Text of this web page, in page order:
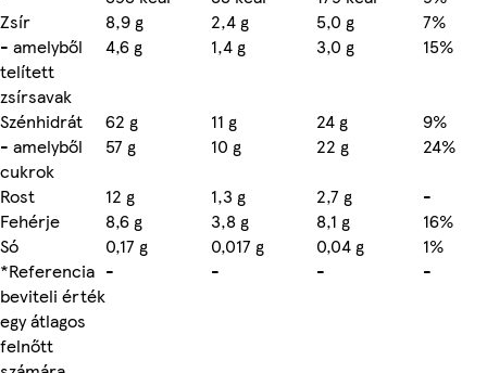
Zsír
8,9 g 2,4 g 5,0 g
7%
- amelyből
telített
zsírsavak
4,6 g 1,4 g 3,0 g 15%
Szénhidrát 62 g 11 g 24 g
9%
- amelyből
cukrok
57 g 10 g 22 g
24%
Rost
12 g 1,3 g 2,7 g
-
Fehérje
8,6 g 3,8 g 8,1 g
16%
Só
0,17 g 0,017 g 0,04 g
1%
*Referencia
beviteli érték
egy átlagos
felnőtt
- - - -